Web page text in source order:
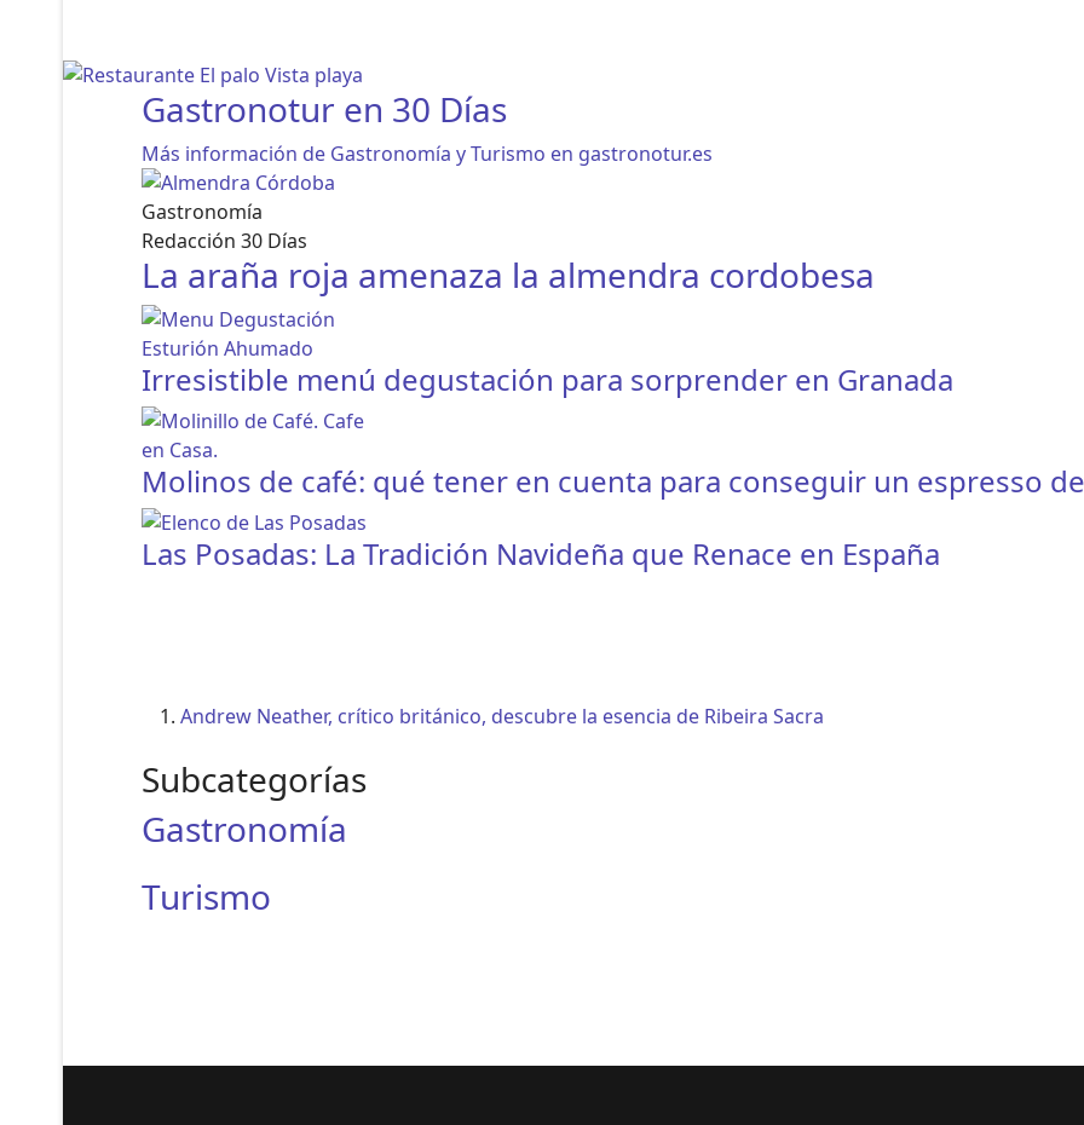
Gastronotur en 30 Días
Más información de Gastronomía y Turismo en gastronotur.es
Gastronomía
Redacción 30 Días
La araña roja amenaza la almendra cordobesa
Irresistible menú degustación para sorprender en Granada
Molinos de café: qué tener en cuenta para conseguir un espresso
Las Posadas: La Tradición Navideña que Renace en España
Andrew Neather, crítico británico, descubre la esencia de Ribeira Sacra
Subcategorías
Gastronomía
Turismo